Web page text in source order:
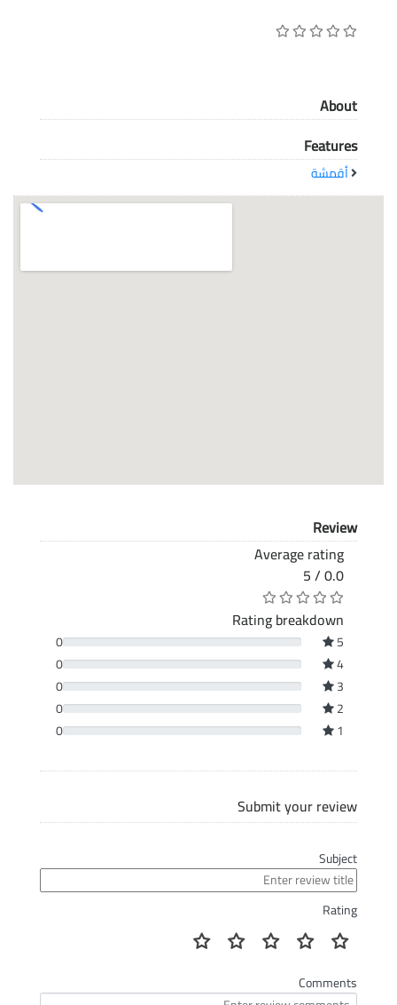
معاً نحو خلق مجتمع مبدع في عالم الأزياء
About
Features
أقمشة
Review
Average rating
0.0 / 5
Rating breakdown
5
0
4
0
3
0
2
0
1
0
Submit your review
Subject
Rating
Comments